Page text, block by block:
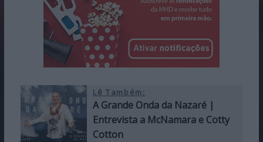
Lê Também:
A Grande Onda da Nazaré |
Entrevista a McNamara e Cotty
Cotton